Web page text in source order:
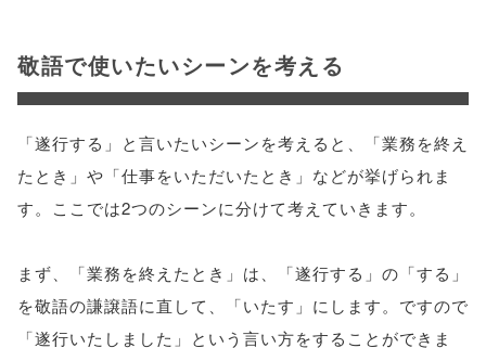
敬語で使いたいシーンを考える
「遂行する」と言いたいシーンを考えると、「業務を終え
たとき」や「仕事をいただいたとき」などが挙げられま
す。ここでは2つのシーンに分けて考えていきます。
まず、「業務を終えたとき」は、「遂行する」の「する」
を敬語の謙譲語に直して、「いたす」にします。ですので
「遂行いたしました」という言い方をすることができま